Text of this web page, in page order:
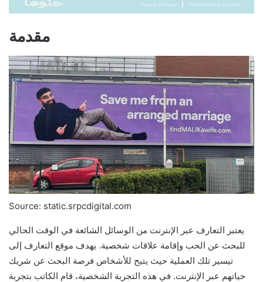
مقدمة
Source: static.srpcdigital.com
يعتبر التعارف عبر الإنترنت من الوسائل الشائعة في الوقت الحالي
للبحث عن الحب وإقامة علاقات شخصية. يهدف موقع التعارف إلى
تيسير تلك العملية حيث يتيح للأشخاص فرصة البحث عن شريك
حياتهم عبر الإنترنت. في هذه التجربة الشخصية، قام الكاتب بتجربة